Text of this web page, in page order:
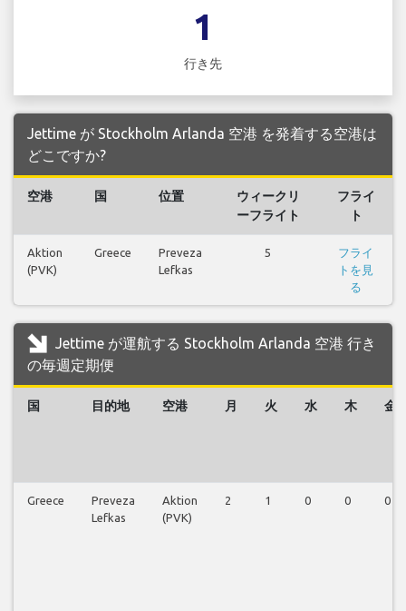
1
行き先
Jettime が Stockholm Arlanda 空港 を発着する空港は
どこですか?
空港 国 位置
ウィークリ
ーフライト
フライ
ト
Aktion
(PVK)
Greece
Preveza
Lefkas
5
フライ
トを見
る
Jettime が運航する Stockholm Arlanda 空港 行き
の毎週定期便
国 目的地 空港 月 火 水 木 金
Greece
Preveza
Lefkas
Aktion
(PVK)
2 1 0 0 0